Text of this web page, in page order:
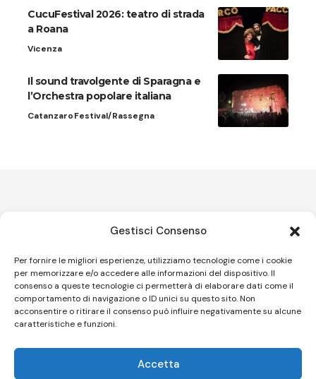
Gestisci Consenso
Per fornire le migliori esperienze, utilizziamo tecnologie come i cookie
per memorizzare e/o accedere alle informazioni del dispositivo. Il
consenso a queste tecnologie ci permetterà di elaborare dati come il
comportamento di navigazione o ID unici su questo sito. Non
acconsentire o ritirare il consenso può influire negativamente su alcune
caratteristiche e funzioni.
Accetta
CucuFestival 2026: teatro di strada
a Roana
Vicenza
Il sound travolgente di Sparagna e
l’Orchestra popolare italiana
CatanzaroFestival/Rassegna
Privacy Policy–Cookie Policy
Email:redazione@teatrionline.com
“Roccella Summer festival”, il 9 agosto ci sarà Il Tre